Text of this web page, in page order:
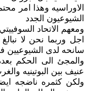
الاوراسيه وهذا امر
الشيوعيون الجدد
ومعهم الاتحاد
اجل وربما نحن لا
سانحه لدى الشيوعيين
والمجئ الى الحكم
عنيف بين البوتينيه
ولكن كثمره ناضجه